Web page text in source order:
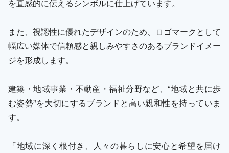
を直感的に伝えるシンボルに仕上げています。
また、視認性に優れたデザインのため、ロゴマークとして
幅広い媒体で信頼感と親しみやすさのあるブランドイメー
ジを形成します。
建築・地域事業・不動産・福祉分野など、“地域と共に歩
む姿勢”を大切にするブランドと高い親和性を持っていま
す。
「地域に深く根付き、人々の暮らしに安心と希望を届け